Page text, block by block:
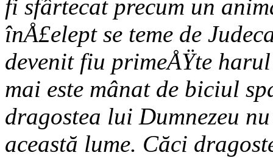
fi sfârtecat precum un
înÅ£elept se teme de
devenit fiu primeÅŸte
mai este mânat de biciul
dragostea lui Dumnezeu
această lume. Căci